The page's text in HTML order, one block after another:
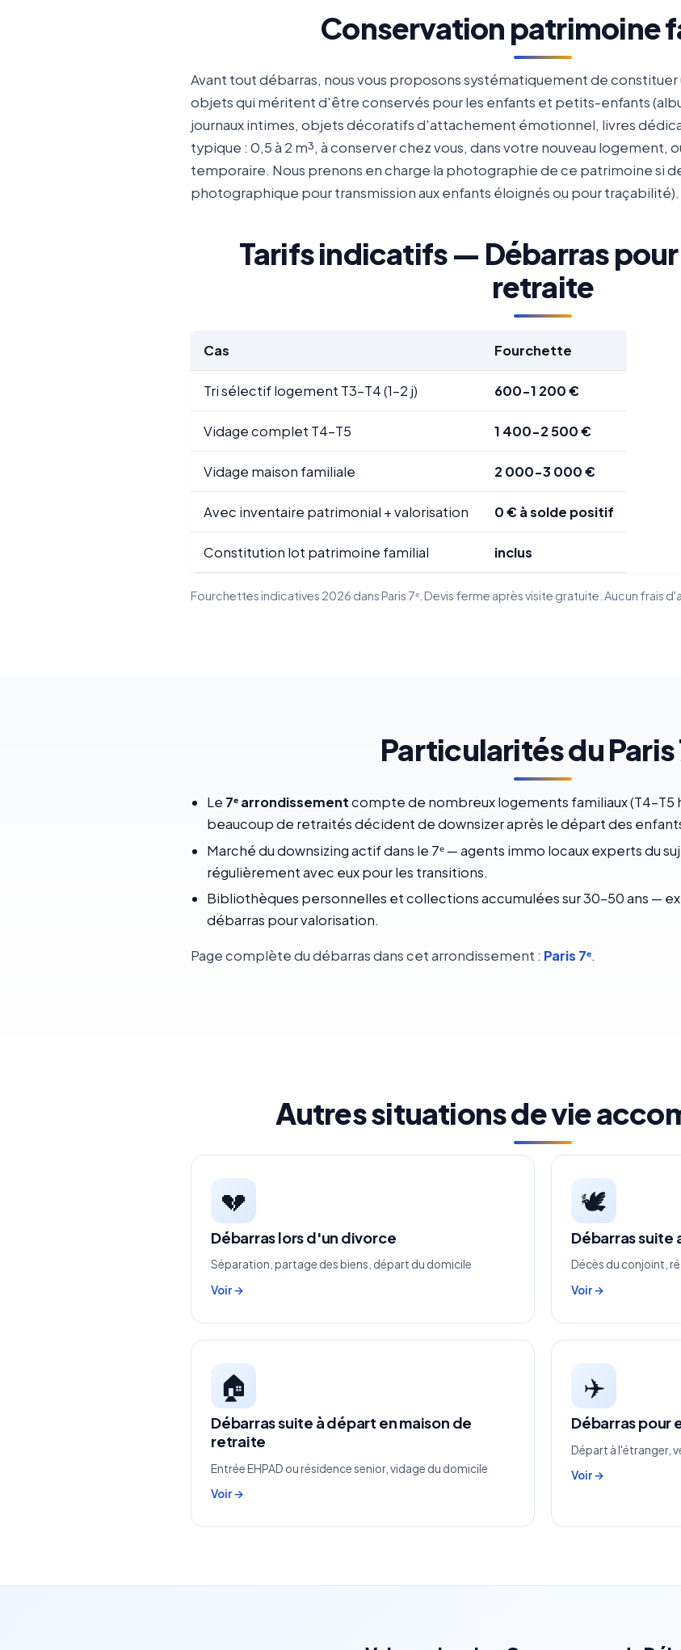
Conservation patrimoine
Avant tout débarras, nous vous proposons systématiquement de
objets qui méritent d'être conservés pour les enfants et petits-enfants
journaux intimes, objets décoratifs d'attachement émotionnel, livres
typique : 0,5 à 2 m³, à conserver chez vous, dans votre nouveau logement,
temporaire. Nous prenons en charge la photographie de ce patrimoine si
photographique pour transmission aux enfants éloignés ou pour traçabilité).
Tarifs indicatifs — Débarras pour
retraite
Cas Fourchette
Tri sélectif logement T3-T4 (1-2 j) 600-1 200 €
Vidage complet T4-T5 1 400-2 500 €
Vidage maison familiale 2 000-3 000 €
Avec inventaire patrimonial + valorisation 0 € à solde positif
Constitution lot patrimoine familial inclus
Fourchettes indicatives 2026 dans Paris 7ᵉ. Devis ferme après visite gratuite. Aucun frais
Particularités du Paris
Le 7ᵉ arrondissementcompte de nombreux logements familiaux (T4-T5
beaucoup de retraités décident de downsizer après le départ des
Marché du downsizing actif dans le 7ᵉ — agents immo locaux experts du
régulièrement avec eux pour les transitions.
Bibliothèques personnelles et collections accumulées sur 30-50 ans —
débarras pour valorisation.
Page complète du débarras dans cet arrondissement : Paris 7ᵉ.
Autres situations de vie
💔
Débarras lors d'un divorce
Séparation, partage des biens, départ du domicile
Voir →
🕊️
Débarras suite
Décès du conjoint,
Voir →
🏠
Débarras suite à départ en maison de
retraite
Entrée EHPAD ou résidence senior, vidage du domicile
Voir →
✈️
Débarras pour
Départ à l'étranger,
Voir →